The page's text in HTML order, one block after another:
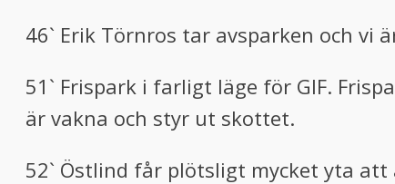
46` Erik Törnros tar avsparken och vi
51` Frispark i farligt läge för GIF.
är vakna och styr ut skottet.
52` Östlind får plötsligt mycket yta